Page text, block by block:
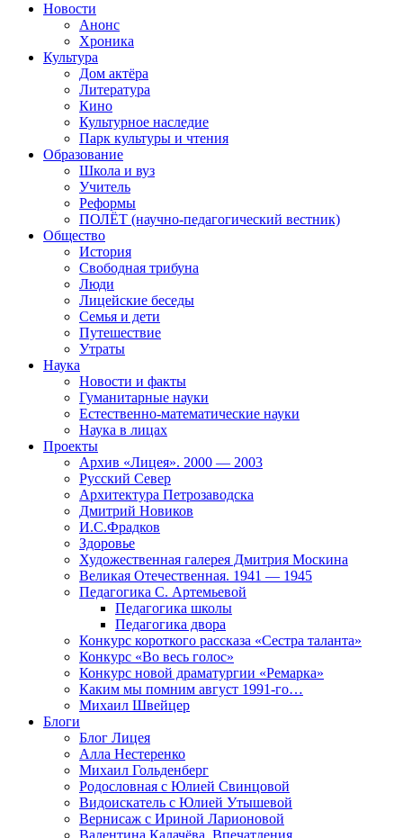
Новости
Анонс
Хроника
Культура
Дом актёра
Литература
Кино
Культурное наследие
Парк культуры и чтения
Образование
Школа и вуз
Учитель
Реформы
ПОЛЁТ (научно-педагогический вестник)
Общество
История
Свободная трибуна
Люди
Лицейские беседы
Семья и дети
Путешествие
Утраты
Наука
Новости и факты
Гуманитарные науки
Естественно-математические науки
Наука в лицах
Проекты
Архив «Лицея». 2000 — 2003
Русский Север
Архитектура Петрозаводска
Дмитрий Новиков
И.С.Фрадков
Здоровье
Художественная галерея Дмитрия Москина
Великая Отечественная. 1941 — 1945
Педагогика С. Артемьевой
Педагогика школы
Педагогика двора
Конкурс короткого рассказа «Сестра таланта»
Конкурс «Во весь голос»
Конкурс новой драматургии «Ремарка»
Каким мы помним август 1991-го…
Михаил Швейцер
Блоги
Блог Лицея
Алла Нестеренко
Михаил Гольденберг
Родословная с Юлией Свинцовой
Видоискатель с Юлией Утышевой
Вернисаж с Ириной Ларионовой